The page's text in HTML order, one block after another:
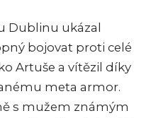
Dublinu ukázal
bojovat proti celé
Artuše a vítězil díky
meta armor.
s mužem známým